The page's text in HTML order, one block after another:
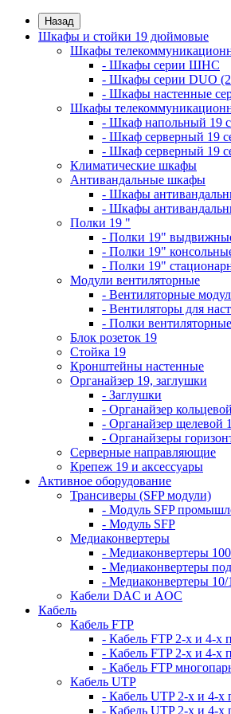
Назад
Шкафы и стойки 19 дюймовые
Шкафы
- Шкафы серии ШНС
- Шкафы серии DUO
- Шкафы настенные
Шкафы
- Шкаф напольный 19
- Шкаф серверный 19
- Шкаф серверный 19
Климатические шкафы
Антивандальные шкафы
- Шкафы
- Шкафы
Полки 19 "
- Полки 19"
- Полки 19"
- Полки 19"
Модули вентиляторные
- Вентиляторные
- Вентиляторы для
- Полки
Блок розеток 19
Стойка 19
Кронштейны настенные
Органайзер 19, заглушки
- Заглушки
- Органайзер кольцевой
- Органайзер щелевой
- Органайзеры
Серверные направляющие
Крепеж 19 и аксессуары
Активное оборудование
Трансиверы (SFP модули)
- Модуль SFP
- Модуль SFP
Медиаконвертеры
- Медиаконвертеры
- Медиаконвертеры
- Медиаконвертеры
Кабели DAC и AOC
Кабель
Кабель FTP
- Кабель FTP 2-х и 4-х
- Кабель FTP 2-х и 4-х
- Кабель FTP
Кабель UTP
- Кабель UTP 2-х и 4-
- Кабель UTP 2-х и 4-